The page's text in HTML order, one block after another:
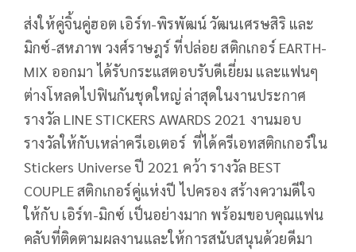
ส่งให้คู่จิ้นคู่ฮอต เอิร์ท-พิรพัฒน์ วัฒนเศรษสิริ และ
มิกซ์-สหภาพ วงศ์ราษฎร์ ที่ปล่อย สติกเกอร์ EARTH-
MIX ออกมา ได้รับกระแสตอบรับดีเยี่ยม และแฟนๆ
ต่างโหลดไปฟินกันชุดใหญ่ ล่าสุดในงานประกาศ
รางวัล LINE STICKERS AWARDS 2021 งานมอบ
รางวัลให้กับเหล่าครีเอเตอร์ ที่ได้ครีเอทสติกเกอร์ใน
Stickers Universe ปี 2021 คว้า รางวัล BEST
COUPLE สติกเกอร์คู่แห่งปี ไปครอง สร้างความดีใจ
ให้กับ เอิร์ท-มิกซ์ เป็นอย่างมาก พร้อมขอบคุณแฟน
คลับที่ติดตามผลงานและให้การสนับสนุนด้วยดีมา